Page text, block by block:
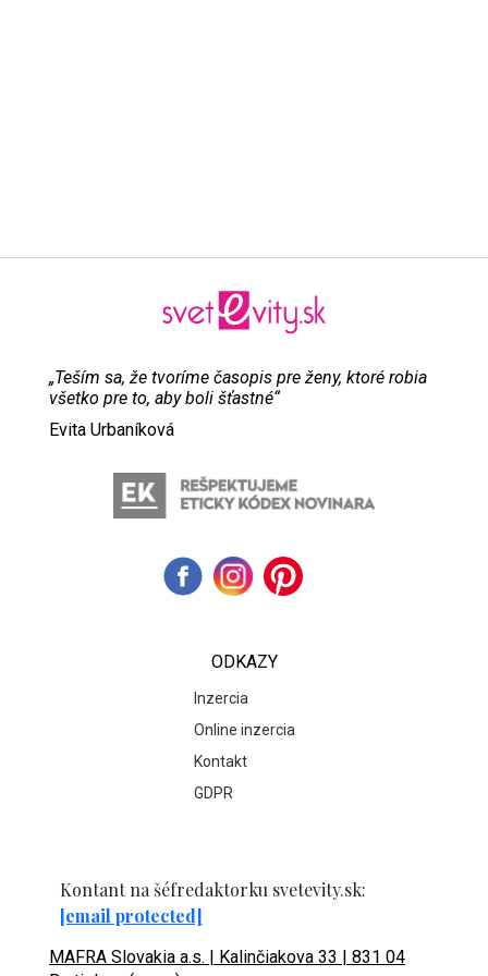
„Teším sa, že tvoríme časopis pre ženy, ktoré robia
všetko pre to, aby boli šťastné“
Evita Urbaníková
ODKAZY
Inzercia
Online inzercia
Kontakt
GDPR
Kontant na šéfredaktorku svetevity.sk:
[email protected]
MAFRA Slovakia a.s. | Kalinčiakova 33 | 831 04